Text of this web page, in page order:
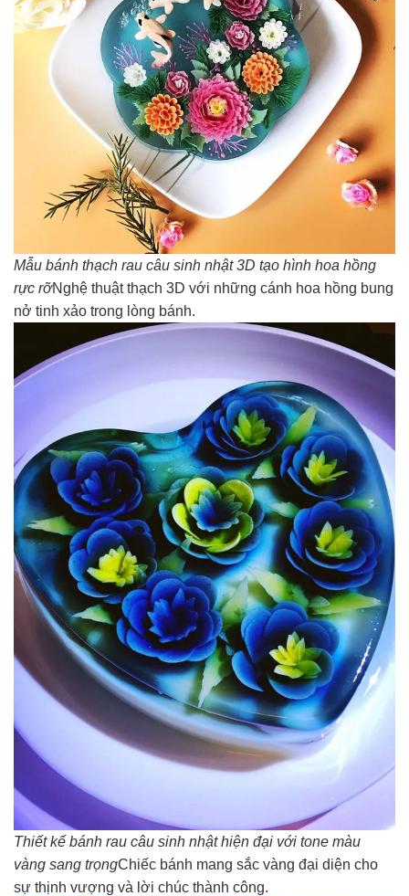
Mẫu bánh thạch rau câu sinh nhật 3D tạo hình hoa hồng
rực rỡNghệ thuật thạch 3D với những cánh hoa hồng bung
nở tinh xảo trong lòng bánh.
Thiết kế bánh rau câu sinh nhật hiện đại với tone màu
vàng sang trọngChiếc bánh mang sắc vàng đại diện cho
sự thịnh vượng và lời chúc thành công.